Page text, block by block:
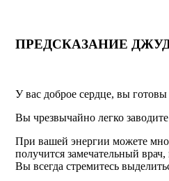
ПРЕДСКАЗАНИЕ
У вас доброе сердце, вы
Вы чрезвычайно легко
При вашей энергии можете
получится замечательный
Вы всегда стремитесь